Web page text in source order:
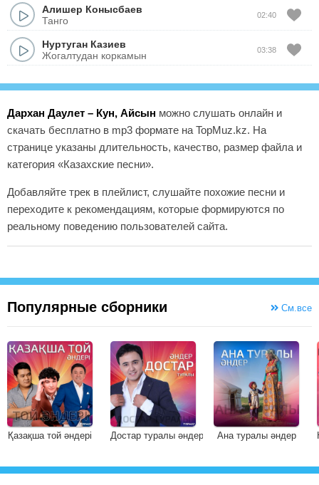
Алишер Конысбаев
Танго
02:40
Нуртуган Казиев
Жогалтудан коркамын
03:38
Дархан Даулет – Кун, Айсын можно слушать онлайн и
скачать бесплатно в mp3 формате на TopMuz.kz. На
странице указаны длительность, качество, размер файла и
категория «Казахские песни».
Добавляйте трек в плейлист, слушайте похожие песни и
переходите к рекомендациям, которые формируются по
реальному поведению пользователей сайта.
Популярные сборники См.все
Қазақша той әндері Достар туралы әндер Ана туралы әндер